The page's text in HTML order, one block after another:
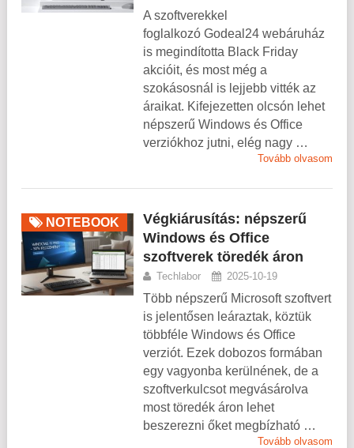
A szoftverekkel
foglalkozó Godeal24 webáruház
is megindította Black Friday
akcióit, és most még a
szokásosnál is lejjebb vitték az
áraikat. Kifejezetten olcsón lehet
népszerű Windows és Office
verziókhoz jutni, elég nagy …
Tovább olvasom
NOTEBOOK
Végkiárusítás: népszerű
Windows és Office
szoftverek töredék áron
Techlabor 2025-10-19
Több népszerű Microsoft szoftvert
is jelentősen leáraztak, köztük
többféle Windows és Office
verziót. Ezek dobozos formában
egy vagyonba kerülnének, de a
szoftverkulcsot megvásárolva
most töredék áron lehet
beszerezni őket megbízható …
Tovább olvasom